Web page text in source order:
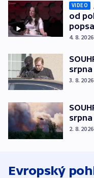
VIDEO
od
4. 8. 2026
srpna
3. 8. 2026
srpna
2. 8. 2026
Evropský